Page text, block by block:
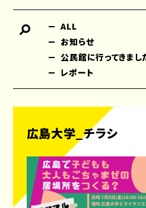
ALL
お知らせ
公民館に行ってきまし
レポート
広島大学_チラシ